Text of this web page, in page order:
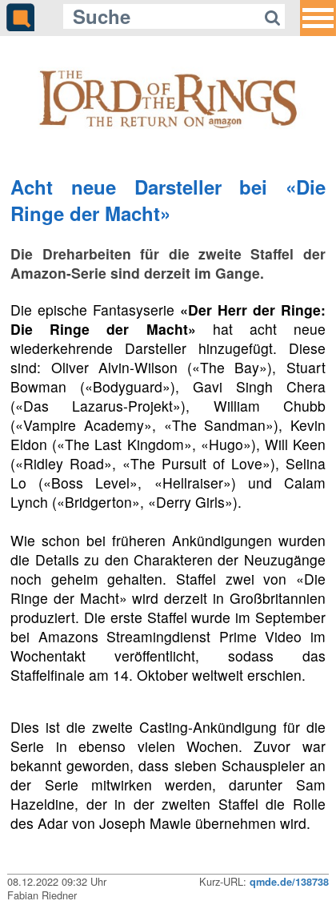
Acht neue Darsteller bei «Die
Ringe der Macht»
Die Dreharbeiten für die zweite Staffel der
Amazon-Serie sind derzeit im Gange.
Die epische Fantasyserie «Der Herr der Ringe:
Die Ringe der Macht» hat acht neue
wiederkehrende Darsteller hinzugefügt. Diese
sind: Oliver Alvin-Wilson («The Bay»), Stuart
Bowman («Bodyguard»), Gavi Singh Chera
(«Das Lazarus-Projekt»), William Chubb
(«Vampire Academy», «The Sandman»), Kevin
Eldon («The Last Kingdom», «Hugo»), Will Keen
(«Ridley Road», «The Pursuit of Love»), Selina
Lo («Boss Level», «Hellraiser») und Calam
Lynch («Bridgerton», «Derry Girls»).
Wie schon bei früheren Ankündigungen wurden
die Details zu den Charakteren der Neuzugänge
noch geheim gehalten. Staffel zwei von «Die
Ringe der Macht» wird derzeit in Großbritannien
produziert. Die erste Staffel wurde im September
bei Amazons Streamingdienst Prime Video im
Wochentakt veröffentlicht, sodass das
Staffelfinale am 14. Oktober weltweit erschien.
Dies ist die zweite Casting-Ankündigung für die
Serie in ebenso vielen Wochen. Zuvor war
bekannt geworden, dass sieben Schauspieler an
der Serie mitwirken werden, darunter Sam
Hazeldine, der in der zweiten Staffel die Rolle
des Adar von Joseph Mawle übernehmen wird.
08.12.2022 09:32 Uhr Kurz-URL: qmde.de/138738
Fabian Riedner